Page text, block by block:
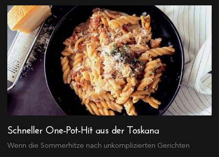
Schneller One-Pot-Hit aus der Toskana
Wenn die Sommerhitze nach unkomplizierten Gerichten